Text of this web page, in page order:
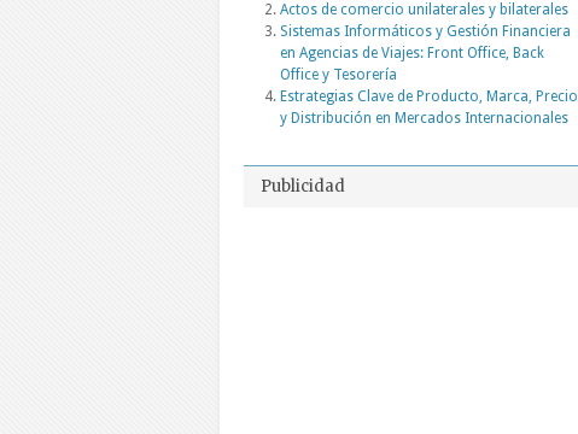
Actos de comercio unilaterales y bilaterales
Sistemas Informáticos y Gestión Financiera
en Agencias de Viajes: Front Office, Back
Office y Tesorería
Estrategias Clave de Producto, Marca, Precio
y Distribución en Mercados Internacionales
Publicidad